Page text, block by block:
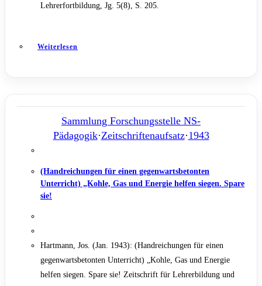
Lehrerfortbildung, Jg. 5(8), S. 205.
Weiterlesen
Sammlung Forschungsstelle NS-
Pädagogik·Zeitschriftenaufsatz·1943
(Handreichungen für einen gegenwartsbetonten
Unterricht) „Kohle, Gas und Energie helfen siegen. Spare
sie!
Hartmann, Jos. (Jan. 1943): (Handreichungen für einen
gegenwartsbetonten Unterricht) „Kohle, Gas und Energie
helfen siegen. Spare sie! Zeitschrift für Lehrerbildung und